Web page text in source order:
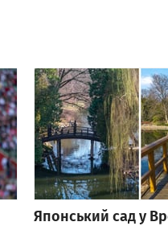
Японський сад у